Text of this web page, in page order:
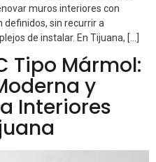
muros interiores con
definidos, sin recurrir a
de instalar. En Tijuana, […]
Tipo Mármol:
y
Interiores